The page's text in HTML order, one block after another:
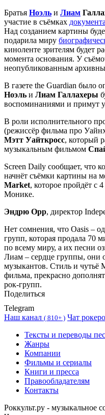
Братья Ноэль и Лиам
участие в съёмках
Над созданием картины
подарила миру
киноленте зрителям будет
момента основания. У
неопубликованным
В газете the Guardian было
Ноэль и Лиам Галлахеры
воспоминаниями и примут
В роли исполнительного
(режиссёр фильма про
Мэтт Уайткросс, который
музыкальным фильмом
Screen Daily сообщает, что
начнёт съёмки картины на
Market, которое пройдёт с
Монике.
Эндрю Орр, директор
Нет сомнения, что Oasis –
групп, которая продала 70
по всему миру, а их песни
Лиам – сердце группы, они
музыкантов. Стиль и чутьё
фильма, прекрасно
рок-групп.
Поделиться
Telegram
Наш канал ( 810+ ) Чат
Тексты и переводы
Жанры
Компании
Фильмы и сериалы
Книги и пресса
Правообладателям
Контакты
Роккульт.ру - музыкальное